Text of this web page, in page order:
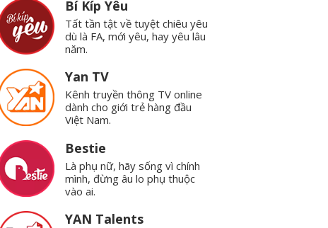
Bí Kíp Yêu
Tất tần tật về tuyệt chiêu yêu
dù là FA, mới yêu, hay yêu lâu
năm.
Yan TV
Kênh truyền thông TV online
dành cho giới trẻ hàng đầu
Việt Nam.
Bestie
Là phụ nữ, hãy sống vì chính
mình, đừng âu lo phụ thuộc
vào ai.
YAN Talents